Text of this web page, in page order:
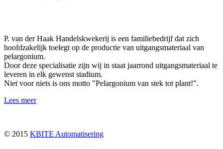
P. van der Haak Handelskwekerij is een familiebedrijf dat zich
hoofdzakelijk toelegt op de productie van uitgangsmateriaal van
pelargonium.
Door deze specialisatie zijn wij in staat jaarrond uitgangsmateriaal te
leveren in elk gewenst stadium.
Niet voor niets is ons motto "Pelargonium van stek tot plant!".
Lees meer
© 2015 KBITE Automatisering